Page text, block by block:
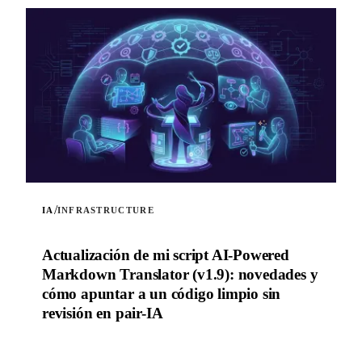
IA /INFRASTRUCTURE
Actualización de mi script AI-Powered
Markdown Translator (v1.9): novedades y
cómo apuntar a un código limpio sin
revisión en pair-IA